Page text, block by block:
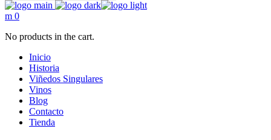
0
No products in the cart.
Inicio
Historia
Viñedos Singulares
Vinos
Blog
Contacto
Tienda